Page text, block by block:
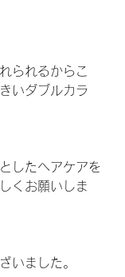
られるからこ
いダブルカラ
したヘアケアを
くお願いしま
いました。